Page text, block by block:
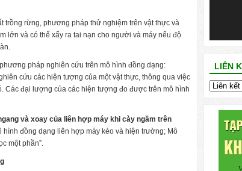
trồng rừng, phương pháp thử nghiệm trên vật thực và
lớn và có thể xẩy ra tai nạn cho người và máy nếu độ
pháp nghiên cứu trên mô hình đồng dạng:
cứu các hiện tượng của một vật thực, thông qua việc
Các đại lượng của các hiện tượng đo được trên mô hình
và xoay của liên hợp máy khi cày ngầm trên
hình đồng dạng liên hợp máy kéo và hiện trường; Mô
một phần”.
LIÊN